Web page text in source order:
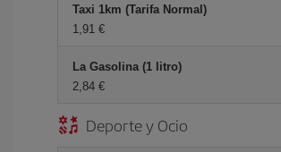
Taxi 1km (Tarifa Normal)
1,91 €
La Gasolina (1 litro)
2,84 €
Deporte y Ocio